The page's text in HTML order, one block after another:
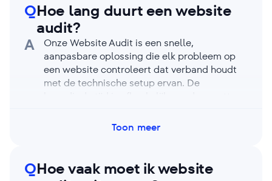
webpagina en zijn tags.
QHoe lang duurt een website
audit?
A
Onze Website Audit is een snelle,
aanpasbare oplossing die elk probleem op
een website controleert dat verband houdt
met de technische setup ervan. De
gecombineerd met de diepte van de audit en
dan 2 minuten. Als je een JS-gebaseerde
website hebt en JavaScript-rendering
Toon meer
QHoe vaak moet ik website